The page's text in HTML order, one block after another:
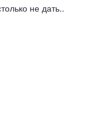
не дать..